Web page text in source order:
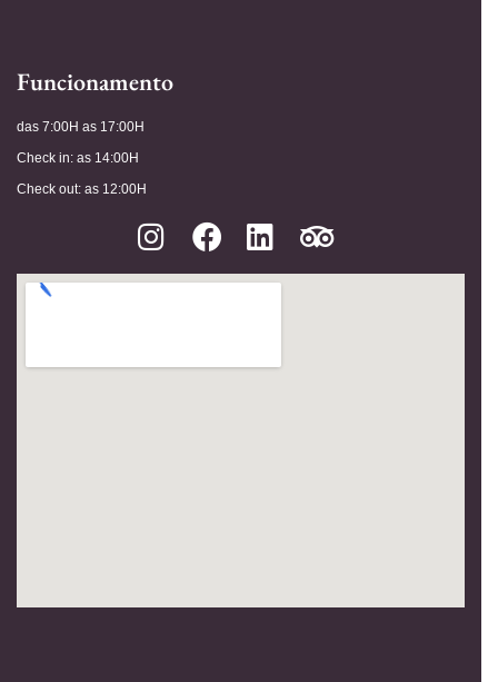
Funcionamento
das 7:00H as 17:00H
Check in: as 14:00H
Check out: as 12:00H